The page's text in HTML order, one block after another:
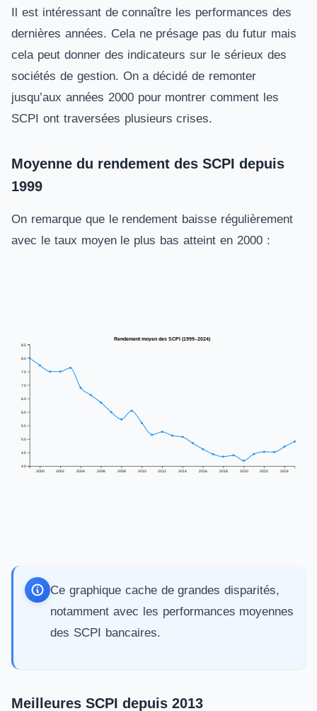
Il est intéressant de connaître les performances des
dernières années. Cela ne présage pas du futur mais
cela peut donner des indicateurs sur le sérieux des
sociétés de gestion. On a décidé de remonter
jusqu’aux années 2000 pour montrer comment les
SCPI ont traversées plusieurs crises.
Moyenne du rendement des SCPI depuis
1999
On remarque que le rendement baisse régulièrement
avec le taux moyen le plus bas atteint en 2000 :
2000 2002 2004 2006 2008 2010 2012 2014 2016 2018 2020 2022 2024
4.0
4.5
5.0
5.5
6.0
6.5
7.0
7.5
8.0
8.5
Rendement moyen des SCPI (1999–2024)
Ce graphique cache de grandes disparités,
notamment avec les performances moyennes
des SCPI bancaires.
Meilleures SCPI depuis 2013